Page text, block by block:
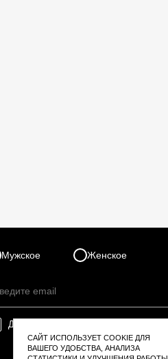
Мужское Женское
Даю согласие на
САЙТ ИСПОЛЬЗУЕТ COOKIE ДЛЯ
ВАШЕГО УДОБСТВА, АНАЛИЗА